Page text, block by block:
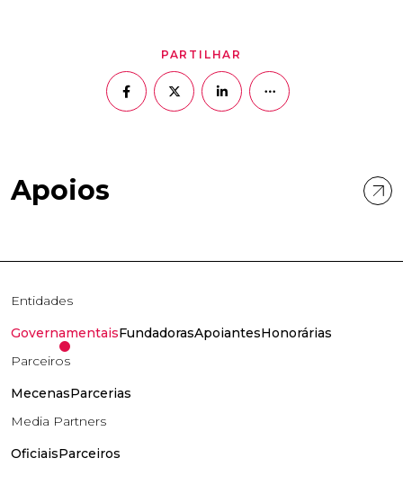
PARTILHAR
Apoios
Entidades
GovernamentaisFundadorasApoiantesHonorárias
Parceiros
MecenasParcerias
Media Partners
OficiaisParceiros